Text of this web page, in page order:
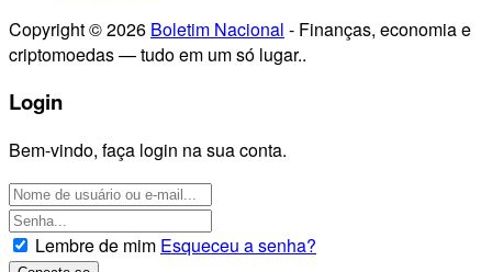
Copyright © 2026 Boletim Nacional - Finanças, economia e
criptomoedas — tudo em um só lugar..
Login
Bem-vindo, faça login na sua conta.
Lembre de mim Esqueceu a senha?